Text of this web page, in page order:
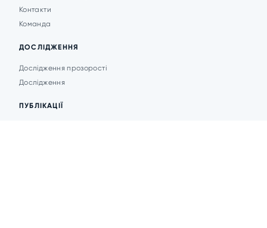
Контакти
Команда
ДОСЛІДЖЕННЯ
Дослідження прозорості
Дослідження
ПУБЛІКАЦІЇ